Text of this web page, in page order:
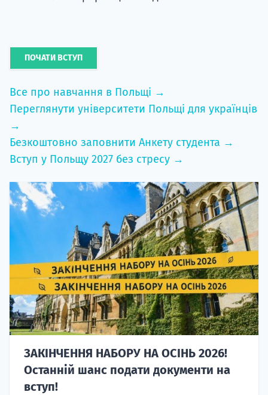
ПОЧАТИ ВСТУП
Все про навчання в Польщі →
Переглянути університети Польщі для українців
→
Безкоштовно заповнити Анкету студента →
Вступ у Польщу 2027 без стресу →
ЗАКІНЧЕННЯ НАБОРУ НА ОСІНЬ 2026!
Останній шанс подати документи на
вступ!